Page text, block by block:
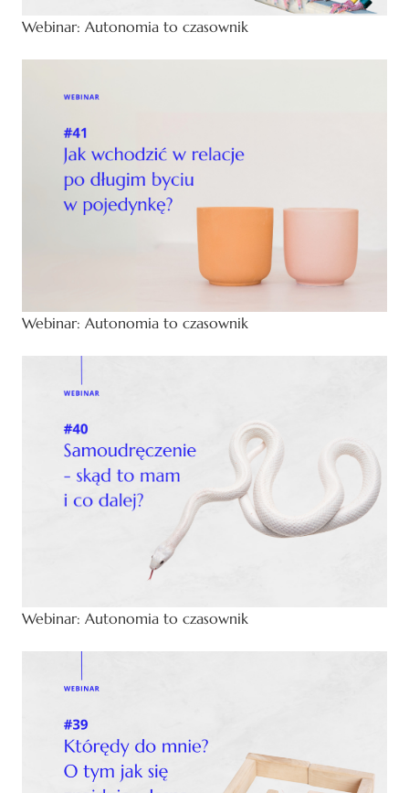
Webinar: Autonomia to czasownik
Webinar: Autonomia to czasownik
Webinar: Autonomia to czasownik